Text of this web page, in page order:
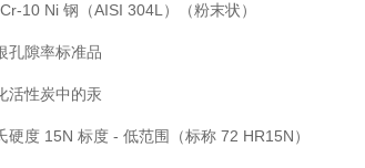
10 Ni 钢（AISI 304L）（粉末状）
孔隙率标准品
活性炭中的汞
硬度 15N 标度 - 低范围（标称 72 HR15N）